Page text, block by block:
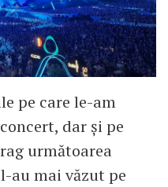
pe care le-am
dar și pe
următoarea
au mai văzut pe